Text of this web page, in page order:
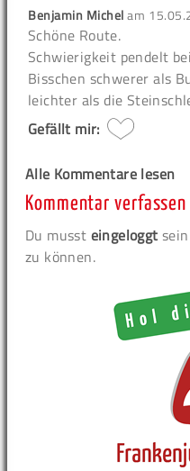
Benjamin Michelam
Schöne Route.
Schwierigkeit pendelt
Bisschen schwerer als
leichter als die
Gefällt mir:
Alle Kommentare lesen
Kommentar verfassen
Du musst eingeloggt
zu können.